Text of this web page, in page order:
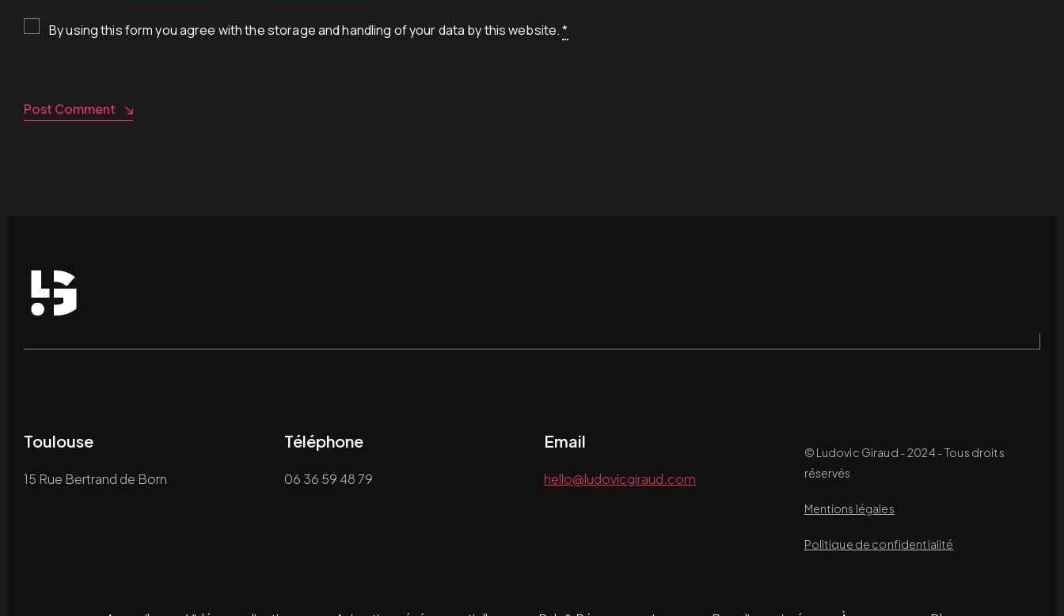
By using this form you agree with the storage and handling of your data by this website.*
Post Comment
Toulouse
15 Rue Bertrand de Born
Téléphone
06 36 59 48 79
Email
hello@ludovicgiraud.com
© Ludovic Giraud - 2024 - Tous droits
réservés
Mentions légales
Politique de confidentialité